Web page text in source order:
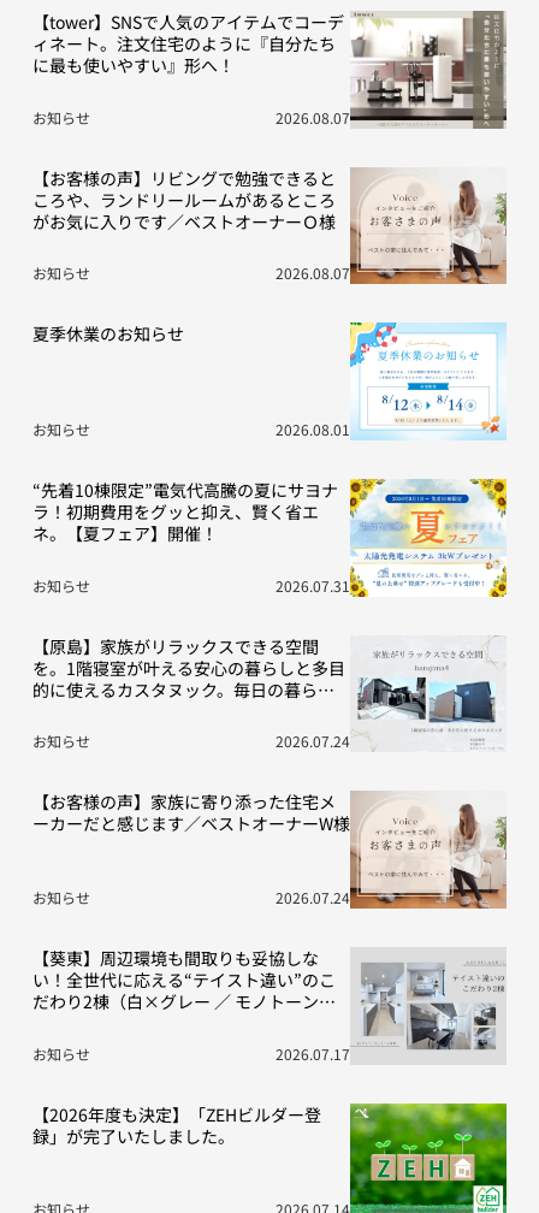
【tower】SNSで人気のアイテムでコーデ
ィネート。注文住宅のように『自分たち
に最も使いやすい』形へ！
お知らせ 2026.08.07
【お客様の声】リビングで勉強できると
ころや、ランドリールームがあるところ
がお気に入りです／ベストオーナーＯ様
お知らせ 2026.08.07
夏季休業のお知らせ
お知らせ 2026.08.01
“先着10棟限定”電気代高騰の夏にサヨナ
ラ！初期費用をグッと抑え、賢く省エ
ネ。【夏フェア】開催！
お知らせ 2026.07.31
【原島】家族がリラックスできる空間
を。1階寝室が叶える安心の暮らしと多目
的に使えるカスタヌック。毎日の暮らし
お知らせ 2026.07.24
【お客様の声】家族に寄り添った住宅メ
ーカーだと感じます／ベストオーナーW様
お知らせ 2026.07.24
【葵東】周辺環境も間取りも妥協しな
い！全世代に応える“テイスト違い”のこ
だわり2棟（白×グレー ／ モノトーン空
お知らせ 2026.07.17
【2026年度も決定】「ZEHビルダー登
録」が完了いたしました。